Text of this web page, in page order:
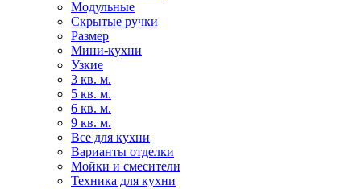
Модульные
Скрытые ручки
Размер
Мини-кухни
Узкие
3 кв. м.
5 кв. м.
6 кв. м.
9 кв. м.
Все для кухни
Варианты отделки
Мойки и смесители
Техника для кухни